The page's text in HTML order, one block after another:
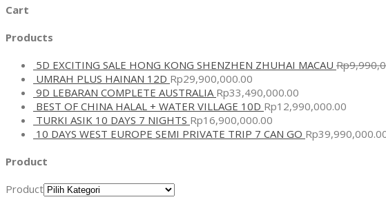
Cart
Products
5D EXCITING SALE HONG KONG SHENZHEN ZHUHAI MACAU Rp
UMRAH PLUS HAINAN 12D Rp29,900,000.00
9D LEBARAN COMPLETE AUSTRALIA Rp33,490,000.00
BEST OF CHINA HALAL + WATER VILLAGE 10D Rp12,990,000.00
TURKI ASIK 10 DAYS 7 NIGHTS Rp16,900,000.00
10 DAYS WEST EUROPE SEMI PRIVATE TRIP 7 CAN GO Rp
Product
Product